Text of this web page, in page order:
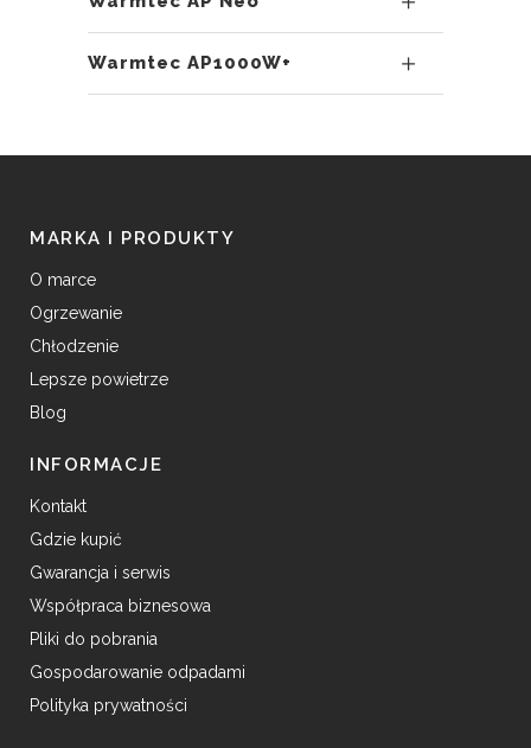
Warmtec AP1000W+
MARKA I PRODUKTY
O marce
Ogrzewanie
Chłodzenie
Lepsze powietrze
Blog
INFORMACJE
Kontakt
Gdzie kupić
Gwarancja i serwis
Współpraca biznesowa
Pliki do pobrania
Gospodarowanie odpadami
Polityka prywatności